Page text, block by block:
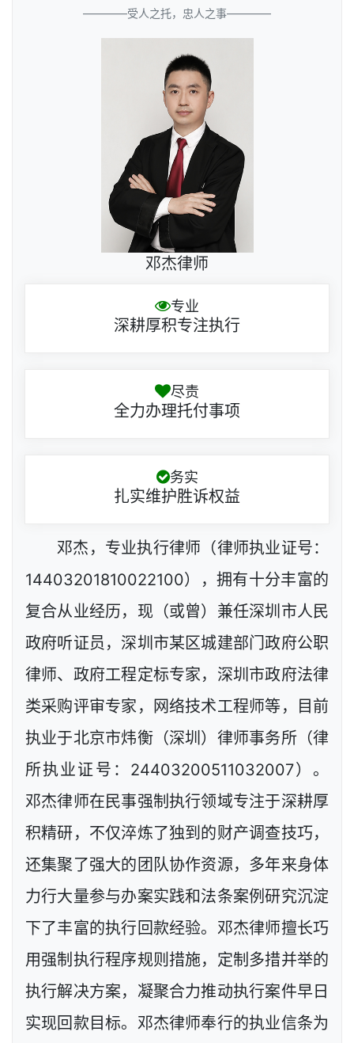
————受人之托，忠人之事————
邓杰律师
专业
深耕厚积专注执行
尽责
全力办理托付事项
务实
扎实维护胜诉权益
邓杰，专业执行律师（律师执业证号：
14403201810022100），拥有十分丰富的
复合从业经历，现（或曾）兼任深圳市人民
政府听证员，深圳市某区城建部门政府公职
律师、政府工程定标专家，深圳市政府法律
类采购评审专家，网络技术工程师等，目前
执业于北京市炜衡（深圳）律师事务所（律
所执业证号：24403200511032007）。
邓杰律师在民事强制执行领域专注于深耕厚
积精研，不仅淬炼了独到的财产调查技巧，
还集聚了强大的团队协作资源，多年来身体
力行大量参与办案实践和法条案例研究沉淀
下了丰富的执行回款经验。邓杰律师擅长巧
用强制执行程序规则措施，定制多措并举的
执行解决方案，凝聚合力推动执行案件早日
实现回款目标。邓杰律师奉行的执业信条为